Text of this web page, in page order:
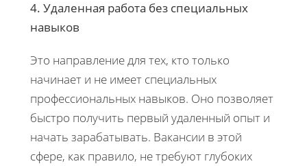
4. Удаленная работа без специальных
навыков
Это направление для тех, кто только
начинает и не имеет специальных
профессиональных навыков. Оно позволяет
быстро получить первый удаленный опыт и
начать зарабатывать. Вакансии в этой
сфере, как правило, не требуют глубоких